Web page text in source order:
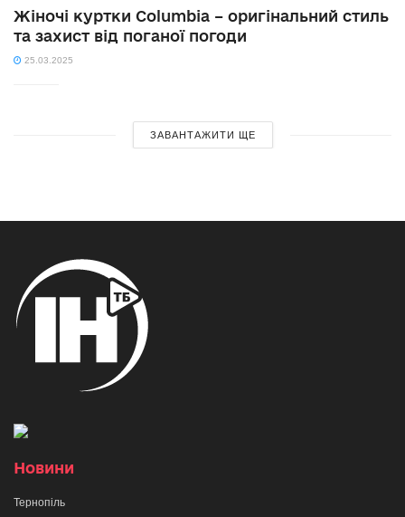
Жіночі куртки Columbia – оригінальний стиль
та захист від поганої погоди
25.03.2025
ЗАВАНТАЖИТИ ЩЕ
Новини
Тернопіль